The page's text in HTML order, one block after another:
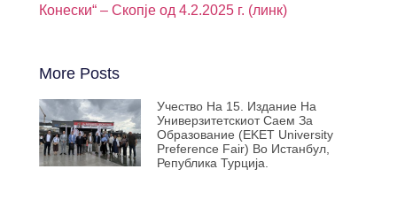
Конески“ – Скопје од 4.2.2025 г. (линк)
More Posts
Учество На 15. Издание На
Универзитетскиот Саем За
Образование (EKET University
Preference Fair) Во Истанбул,
Република Турција.